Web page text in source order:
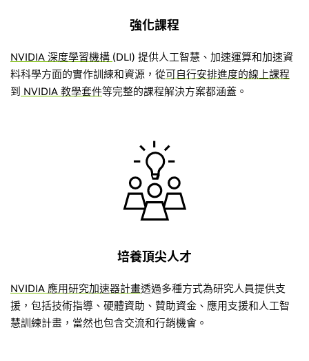
強化課程
NVIDIA 深度學習機構 (DLI) 提供人工智慧、加速運算和加速資
料科學方面的實作訓練和資源，從可自行安排進度的線上課程
到 NVIDIA 教學套件等完整的課程解決方案都涵蓋。
培養頂尖人才
NVIDIA 應用研究加速器計畫透過多種方式為研究人員提供支
援，包括技術指導、硬體資助、贊助資金、應用支援和人工智
慧訓練計畫，當然也包含交流和行銷機會。